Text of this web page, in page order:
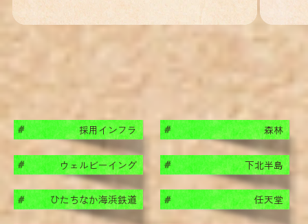
# 採用インフラ # 森林
# ウェルビーイング # 下北半島
# ひたちなか海浜鉄道 # 任天堂